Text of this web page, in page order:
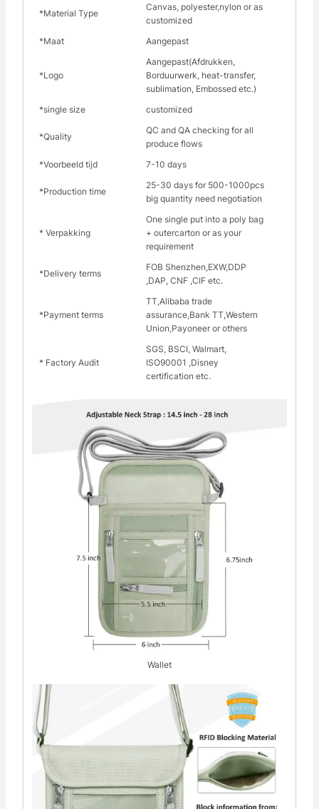
*Material Type
Canvas, polyester,nylon or as
customized
*Maat
Aangepast
*Logo
Aangepast(Afdrukken,
Borduurwerk, heat-transfer,
sublimation, Embossed etc.)
*single size
customized
*Quality
QC and QA checking for all
produce flows
*Voorbeeld tijd
7-10 days
*Production time
25-30 days for 500-1000pcs
big quantity need negotiation
* Verpakking
One single put into a poly bag
+ outercarton or as your
requirement
*Delivery terms
FOB Shenzhen,EXW,DDP
,DAP, CNF ,CIF etc.
*Payment terms
TT,Alibaba trade
assurance,Bank TT,Western
Union,Payoneer or others
* Factory Audit
SGS, BSCI, Walmart,
ISO90001 ,Disney
certification etc.
Wallet